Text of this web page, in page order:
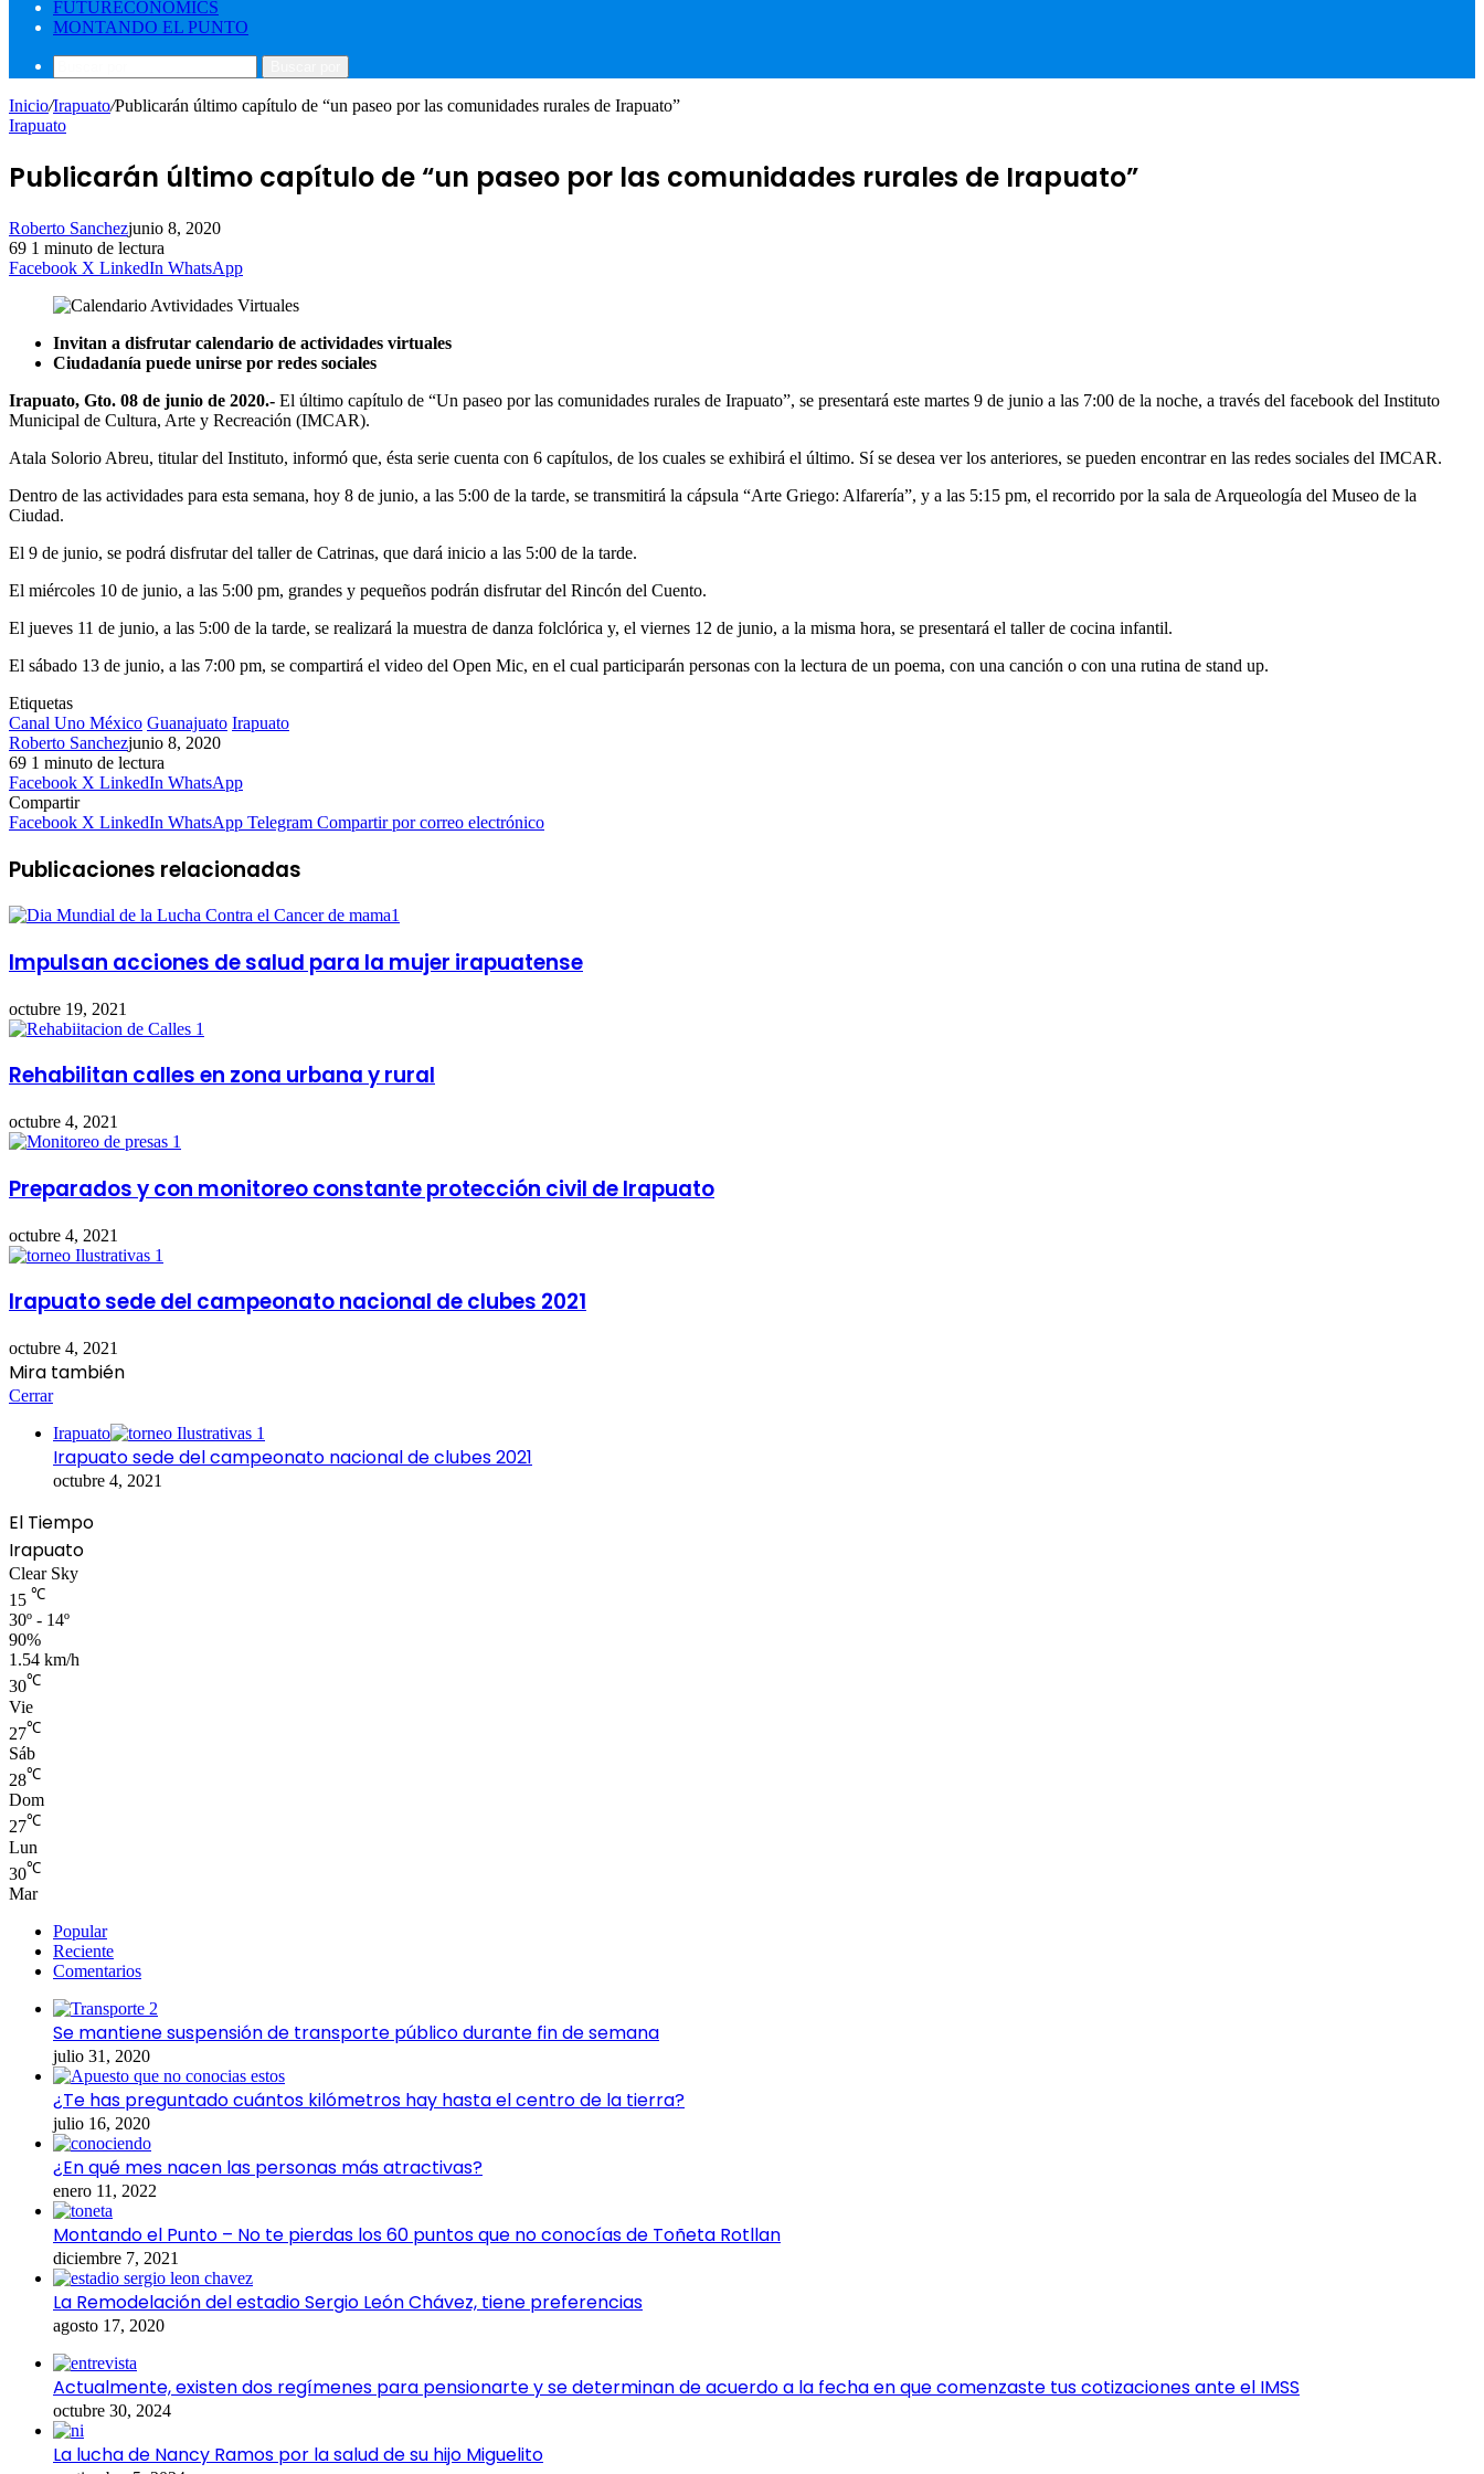
FUTURECONOMICS
MONTANDO EL PUNTO
Inicio/Irapuato/Publicarán último capítulo de “un paseo por las comunidades rurales de Irapuato”
Irapuato
Publicarán último capítulo de “un paseo por las comunidades rurales de Irapuato”
Roberto Sanchezjunio 8, 2020
69 1 minuto de lectura
Facebook X LinkedIn WhatsApp
Invitan a disfrutar calendario de actividades virtuales
Ciudadanía puede unirse por redes sociales
Irapuato, Gto. 08 de junio de 2020.- El último capítulo de “Un paseo por las comunidades rurales de Irapuato”, se presentará este martes 9 de junio a las 7:00 de la noche, a través del facebook del Instituto
Municipal de Cultura, Arte y Recreación (IMCAR).
Atala Solorio Abreu, titular del Instituto, informó que, ésta serie cuenta con 6 capítulos, de los cuales se exhibirá el último. Sí se desea ver los anteriores, se pueden encontrar en las redes sociales del IMCAR.
Dentro de las actividades para esta semana, hoy 8 de junio, a las 5:00 de la tarde, se transmitirá la cápsula “Arte Griego: Alfarería”, y a las 5:15 pm, el recorrido por la sala de Arqueología del Museo de la
Ciudad.
El 9 de junio, se podrá disfrutar del taller de Catrinas, que dará inicio a las 5:00 de la tarde.
El miércoles 10 de junio, a las 5:00 pm, grandes y pequeños podrán disfrutar del Rincón del Cuento.
El jueves 11 de junio, a las 5:00 de la tarde, se realizará la muestra de danza folclórica y, el viernes 12 de junio, a la misma hora, se presentará el taller de cocina infantil.
El sábado 13 de junio, a las 7:00 pm, se compartirá el video del Open Mic, en el cual participarán personas con la lectura de un poema, con una canción o con una rutina de stand up.
Etiquetas
Canal Uno México Guanajuato Irapuato
Roberto Sanchezjunio 8, 2020
69 1 minuto de lectura
Facebook X LinkedIn WhatsApp
Compartir
Facebook X LinkedIn WhatsApp Telegram Compartir por correo electrónico
Publicaciones relacionadas
Impulsan acciones de salud para la mujer irapuatense
octubre 19, 2021
Rehabilitan calles en zona urbana y rural
octubre 4, 2021
Preparados y con monitoreo constante protección civil de Irapuato
octubre 4, 2021
Irapuato sede del campeonato nacional de clubes 2021
octubre 4, 2021
Mira también
Cerrar
Irapuato
Irapuato sede del campeonato nacional de clubes 2021
octubre 4, 2021
El Tiempo
Irapuato
Clear Sky
15 ℃
30º - 14º
90%
1.54 km/h
30℃
Vie
27℃
Sáb
28℃
Dom
27℃
Lun
30℃
Mar
Popular
Reciente
Comentarios
Se mantiene suspensión de transporte público durante fin de semana
julio 31, 2020
¿Te has preguntado cuántos kilómetros hay hasta el centro de la tierra?
julio 16, 2020
¿En qué mes nacen las personas más atractivas?
enero 11, 2022
Montando el Punto – No te pierdas los 60 puntos que no conocías de Toñeta Rotllan
diciembre 7, 2021
La Remodelación del estadio Sergio León Chávez, tiene preferencias
agosto 17, 2020
Actualmente, existen dos regímenes para pensionarte y se determinan de acuerdo a la fecha en que comenzaste tus cotizaciones ante el IMSS
octubre 30, 2024
La lucha de Nancy Ramos por la salud de su hijo Miguelito